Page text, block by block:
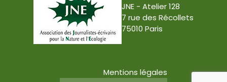
JNE - Atelier 128
7 rue des Récollets
75010 Paris
Mentions légales